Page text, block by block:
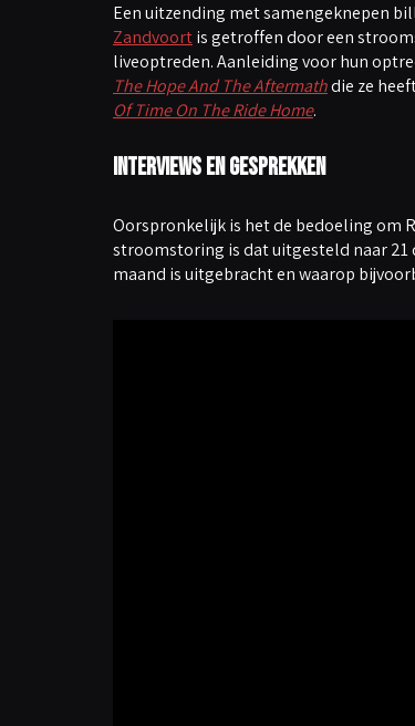
Een uitzending met samengeknepen
Zandvoortis getroffen door een
liveoptreden. Aanleiding voor hun
The Hope And The Aftermathdie ze
Of Time On The Ride Home.
Interviews en gesprekken
Oorspronkelijk is het de bedoeling om
stroomstoring is dat uitgesteld naar 21
maand is uitgebracht en waarop